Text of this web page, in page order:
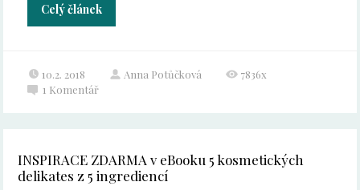
Celý článek
10.2. 2018 Anna Potůčková
7836x
1 Komentář
INSPIRACE ZDARMA v eBooku 5 kosmetických
delikates z 5 ingrediencí